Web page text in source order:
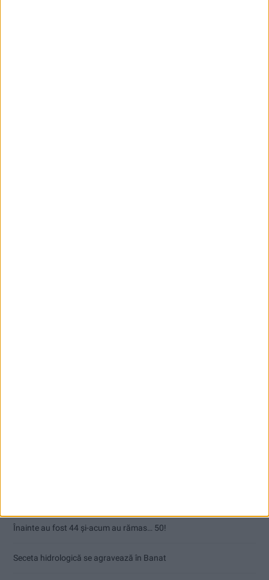
Înainte au fost 44 și-acum au rămas… 50!
Seceta hidrologică se agravează în Banat